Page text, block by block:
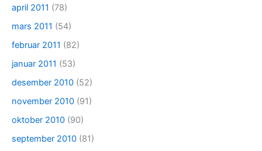
april 2011 (78)
mars 2011 (54)
februar 2011 (82)
januar 2011 (53)
desember 2010 (52)
november 2010 (91)
oktober 2010 (90)
september 2010 (81)